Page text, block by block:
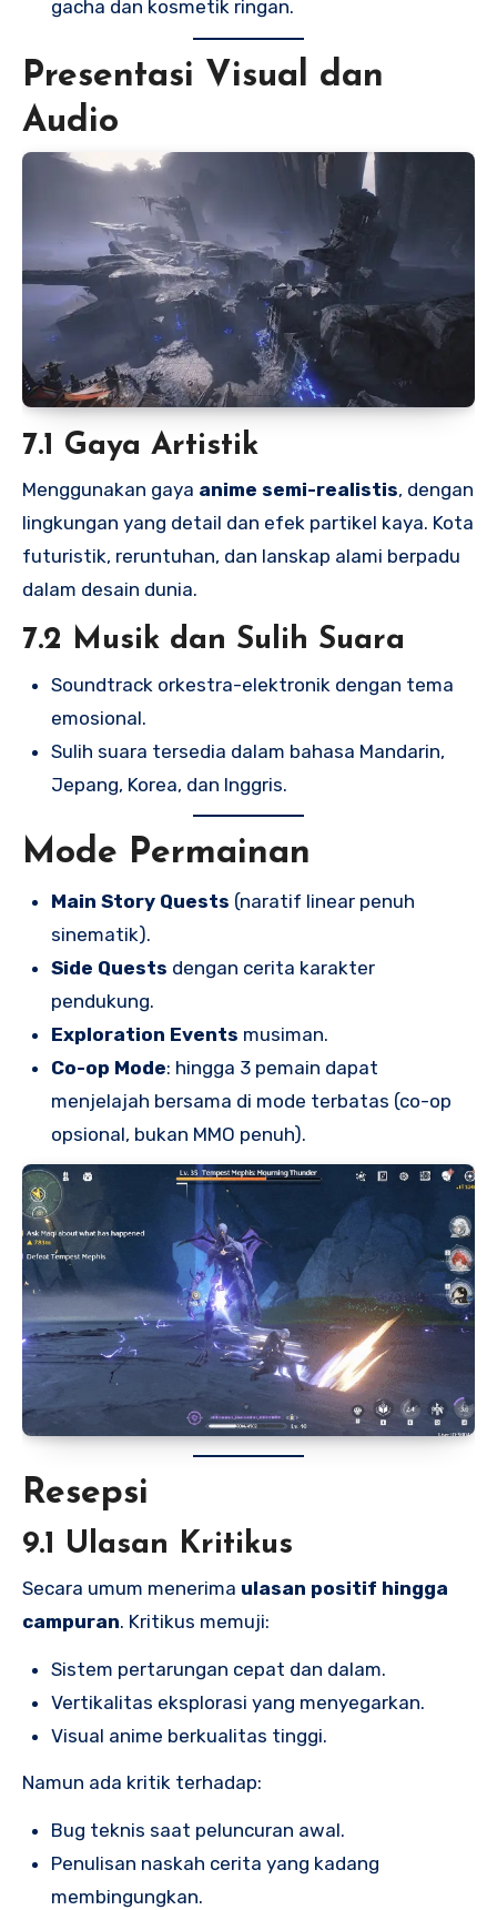
gacha dan kosmetik ringan.
Presentasi Visual dan
Audio
7.1 Gaya Artistik
Menggunakan gaya anime semi-realistis, dengan
lingkungan yang detail dan efek partikel kaya. Kota
futuristik, reruntuhan, dan lanskap alami berpadu
dalam desain dunia.
7.2 Musik dan Sulih Suara
Soundtrack orkestra-elektronik dengan tema
emosional.
Sulih suara tersedia dalam bahasa Mandarin,
Jepang, Korea, dan Inggris.
Mode Permainan
Main Story Quests (naratif linear penuh
sinematik).
Side Quests dengan cerita karakter
pendukung.
Exploration Events musiman.
Co-op Mode: hingga 3 pemain dapat
menjelajah bersama di mode terbatas (co-op
opsional, bukan MMO penuh).
Resepsi
9.1 Ulasan Kritikus
Secara umum menerima ulasan positif hingga
campuran. Kritikus memuji:
Sistem pertarungan cepat dan dalam.
Vertikalitas eksplorasi yang menyegarkan.
Visual anime berkualitas tinggi.
Namun ada kritik terhadap:
Bug teknis saat peluncuran awal.
Penulisan naskah cerita yang kadang
membingungkan.